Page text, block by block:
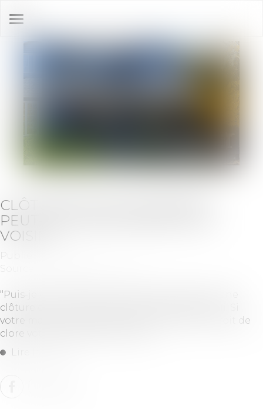
Ouvrir
CLÔTURES EN MITOYENNETÉ :
PEUT-ON CONTRAINDRE SON
VOISIN?
‘‘Puis-je contraindre mon voisin à construire une
clôture entre nos propriétés ?‚‚Édouard M. Oui. Si
votre maison se trouve en ville, vous avez le droit de
clore votre propriété à vos frais...
Lire la suite